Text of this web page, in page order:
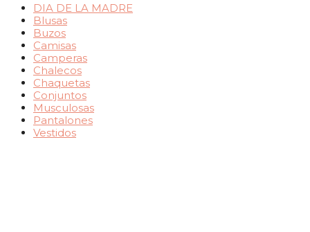
DIA DE LA MADRE
Blusas
Buzos
Camisas
Camperas
Chalecos
Chaquetas
Conjuntos
Musculosas
Pantalones
Vestidos